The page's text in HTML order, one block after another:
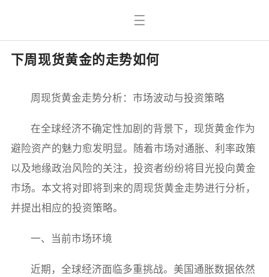
下周现货黄金的走势如何
周现货黄金走势分析：市场波动与投资策略
在全球经济不确定性加剧的背景下，现货黄金作为
避险资产的魅力愈发明显。随着市场对通胀、利率政策
以及地缘政治风险的关注，投资者纷纷将目光投向黄金
市场。本文将对即将到来的周现货黄金走势进行分析，
并提出相应的投资策略。
一、当前市场环境
近期，全球经济面临多重挑战。美国通胀数据依然